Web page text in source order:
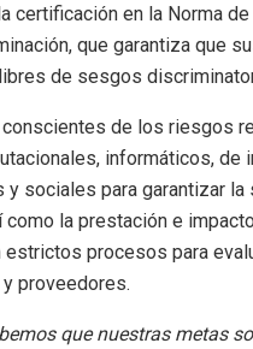
certificación en la Norma
que garantiza que
de sesgos
conscientes de los riesgos
informáticos, de
y sociales para garantizar la
como la prestación e
estrictos procesos para
proveedores.
que nuestras metas